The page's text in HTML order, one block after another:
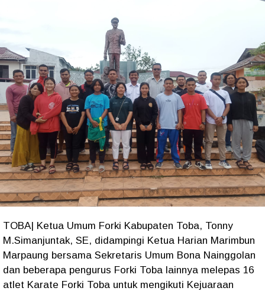
TOBA| Ketua Umum Forki Kabupaten Toba, Tonny
M.Simanjuntak, SE, didampingi Ketua Harian Marimbun
Marpaung bersama Sekretaris Umum Bona Nainggolan
dan beberapa pengurus Forki Toba lainnya melepas 16
atlet Karate Forki Toba untuk mengikuti Kejuaraan